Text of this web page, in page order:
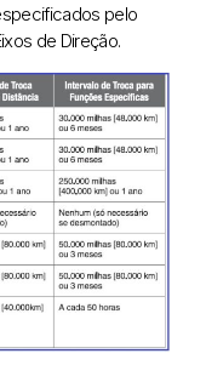
pelo
de Direção.